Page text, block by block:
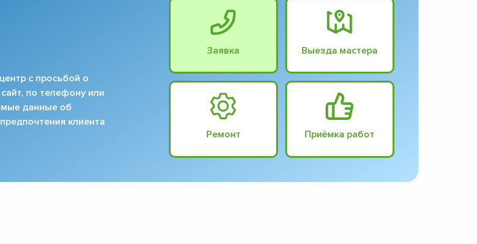
с просьбой о
по телефону или
данные об
клиента
Заявка Выезда мастера
Ремонт Приёмка работ